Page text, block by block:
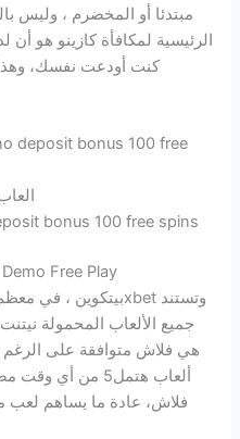
مبتدئا أو المخضرم ، وليس
الرئيسية لمكافأة كازينو هو
كنت أودعت نفسك،
deposit bonus 100 free
bonus 100 free spins
Free Play
هي فلاش متوافقة على الرغم
ألعاب هتمل5 من
فلاش، عادة ما يساهم لعب